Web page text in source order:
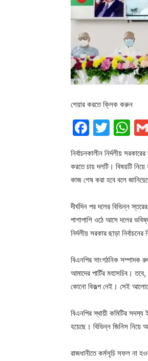
শেয়ার করতে ক্লিক করুন
নির্বাচনকালীন নির্দলীয়
করতে চায় দলটি। বিষয়টি
কাজ শেষ করা হবে বলে
দীর্ঘদিন পর দলের বিভিন্ন
পাশাপাশি ওঠে আসে দলের
নির্দলীয় সরকার ছাড়া
বিএনপির সাংগঠনিক সম্পাদক
আমাদের পার্টির মহাসচিব।
কোনো বিকল্প নেই। সেই
বিএনপির স্থায়ী কমিটির
হয়েছে। বিভিন্ন জিনিস
রাজধানীতে কর্মসূচি সফল না